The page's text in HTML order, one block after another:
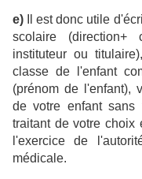
e) Il est donc utile
scolaire (direction+
instituteur ou
classe de l'enfant
(prénom de l'enfant),
de votre enfant sans
traitant de votre choix
l'exercice de
médicale.